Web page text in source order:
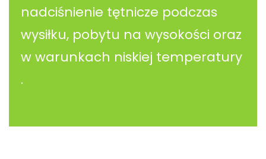
nadciśnienie tętnicze podczas
wysiłku, pobytu na wysokości oraz
w warunkach niskiej temperatury
.